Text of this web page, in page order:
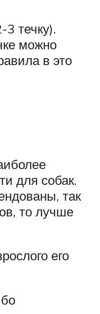
течку).
можно
в это
для собак.
так
то лучше
его